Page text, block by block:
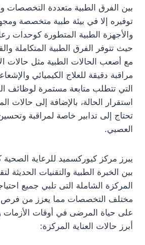
بين الفرق الطبية متعددة التخصصات
توفيره إلا في بيئة طبية متخصصة
والأجهزة الطبية المتطورة كوحدات
حيث تتوفر الفرق الطبية المتكاملة
مع أصعب الحالات الطبية مثل حالات
مراقبة دقيقة للعلاج الكيميائي
التي تتطلب متابعة مستمرة لوظائف
استقرار الحالة، بالإضافة إلى حالات
تحتاج إلى تدابير خاصة لمراقبة
العصبي.
يبرز مركز كيوركسميد للرعاية
بين الخبرة الطبية والتقنيات الحديثة
المركزة الشاملة التى تلبي جميع
مختلف التخصصات مما يعزز من فرص
على حياة المرضى في أوقات الأزمات
أبرز حالات العناية المركزة: